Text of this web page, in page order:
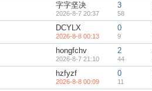
字字坚决
2026-8-7 20:37
3
58
DCYLX
2026-8-8 00:13
0
9
hongfchv
2026-8-7 21:10
2
44
hzfyzf
2026-8-8 00:09
0
11